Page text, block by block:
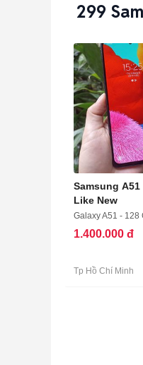
299
Samsung
Like New
Galaxy A51 - 128
1.400.000 đ
Tp Hồ Chí Minh